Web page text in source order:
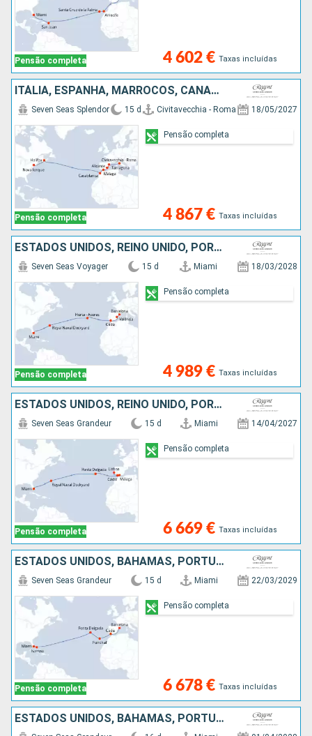
Pensão completa 4 602 € Taxas incluídas
ITÁLIA, ESPANHA, MARROCOS, CANADÁ, ESTADOS UNIDOS
Pensão completa
Seven Seas Splendor 15 d Civitavecchia - Roma 18/05/2027
4 867 € Taxas incluídas
Pensão completa
ESTADOS UNIDOS, REINO UNIDO, PORTUGAL, ESPANHA
Pensão completa
Seven Seas Voyager 15 d Miami 18/03/2028
4 989 € Taxas incluídas
Pensão completa
ESTADOS UNIDOS, REINO UNIDO, PORTUGAL, ESPANHA
Pensão completa
Seven Seas Grandeur 15 d Miami 14/04/2027
6 669 € Taxas incluídas
Pensão completa
ESTADOS UNIDOS, BAHAMAS, PORTUGAL, ESPANHA
Pensão completa
Seven Seas Grandeur 15 d Miami 22/03/2029
6 678 € Taxas incluídas
Pensão completa
ESTADOS UNIDOS, BAHAMAS, PORTUGAL, MAIORCA, MARROCOS, ESPANHA